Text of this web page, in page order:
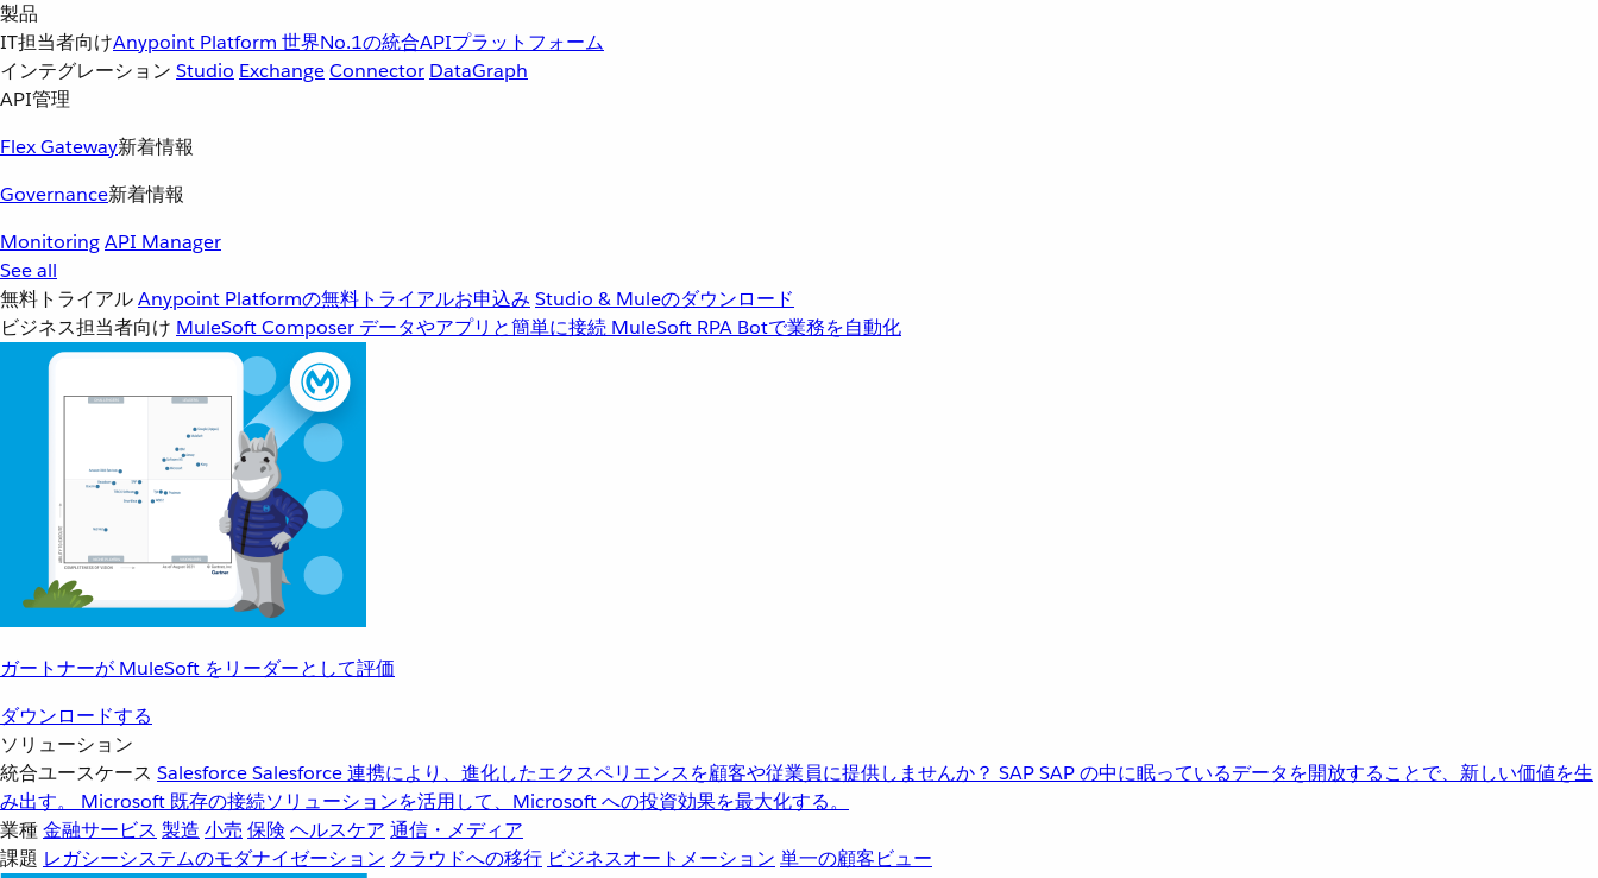
製品
IT担当者向けAnypoint Platform 世界No.1の統合APIプラットフォーム
インテグレーション Studio ExchangeConnector DataGraph
API管理
Flex Gateway新着情報
Governance新着情報
MonitoringAPI Manager
See all
無料トライアルAnypoint Platformの無料トライアルお申込み Studio & Muleのダウンロード
ビジネス担当者向け MuleSoft Composer データやアプリと簡単に接続 MuleSoft RPA Botで業務を自動化
ガートナーが MuleSoft をリーダーとして評価
ダウンロードする
ソリューション
統合ユースケース SalesforceSalesforce 連携により、進化したエクスペリエンスを顧客や従業員に提供しませんか？ SAPSAP の中に眠っているデータを開放することで、新しい価値を生
み出す。
Microsoft 既存の接続ソリューションを活用して、Microsoft への投資効果を最大化する。
業種金融サービス 製造 小売 保険 ヘルスケア 通信・メディア
課題 レガシーシステムのモダナイゼーション クラウドへの移行 ビジネスオートメーション 単一の顧客ビュー